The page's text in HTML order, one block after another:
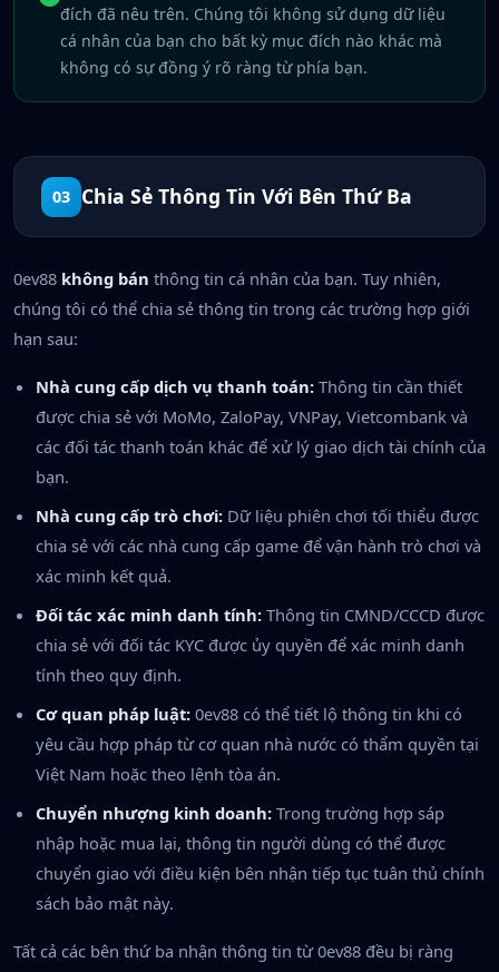
đích đã nêu trên. Chúng tôi không sử dụng dữ liệu
cá nhân của bạn cho bất kỳ mục đích nào khác mà
không có sự đồng ý rõ ràng từ phía bạn.
03 Chia Sẻ Thông Tin Với Bên Thứ Ba
0ev88 không bán thông tin cá nhân của bạn. Tuy nhiên,
chúng tôi có thể chia sẻ thông tin trong các trường hợp giới
hạn sau:
Nhà cung cấp dịch vụ thanh toán: Thông tin cần thiết
được chia sẻ với MoMo, ZaloPay, VNPay, Vietcombank và
các đối tác thanh toán khác để xử lý giao dịch tài chính của
bạn.
Nhà cung cấp trò chơi: Dữ liệu phiên chơi tối thiểu được
chia sẻ với các nhà cung cấp game để vận hành trò chơi và
xác minh kết quả.
Đối tác xác minh danh tính: Thông tin CMND/CCCD được
chia sẻ với đối tác KYC được ủy quyền để xác minh danh
tính theo quy định.
Cơ quan pháp luật: 0ev88 có thể tiết lộ thông tin khi có
yêu cầu hợp pháp từ cơ quan nhà nước có thẩm quyền tại
Việt Nam hoặc theo lệnh tòa án.
Chuyển nhượng kinh doanh: Trong trường hợp sáp
nhập hoặc mua lại, thông tin người dùng có thể được
chuyển giao với điều kiện bên nhận tiếp tục tuân thủ chính
sách bảo mật này.
Tất cả các bên thứ ba nhận thông tin từ 0ev88 đều bị ràng